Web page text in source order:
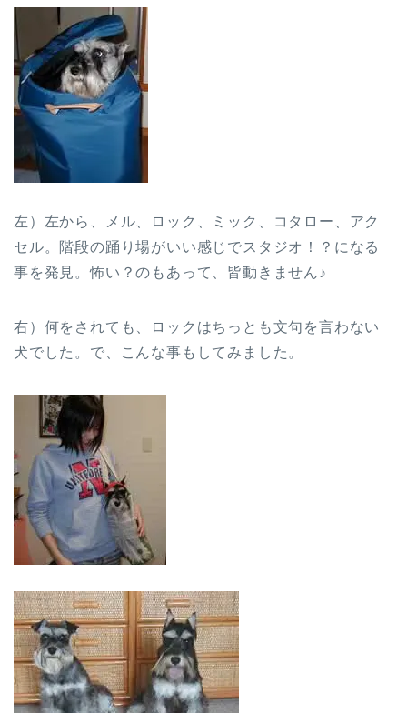
左）左から、メル、ロック、ミック、コタロー、アク
セル。階段の踊り場がいい感じでスタジオ！？になる
事を発見。怖い？のもあって、皆動きません♪
右）何をされても、ロックはちっとも文句を言わない
犬でした。で、こんな事もしてみました。